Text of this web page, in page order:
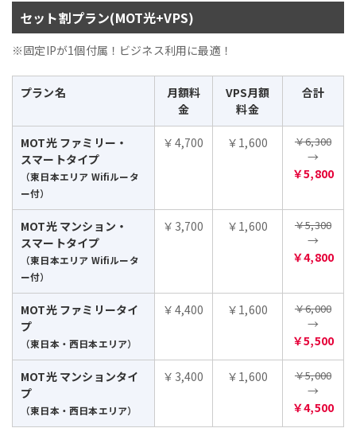
セット割プラン(MOT光+VPS)
※固定IPが1個付属！ビジネス利用に最適！
プラン名
月額料
金
VPS月額
料金
合計
MOT光 ファミリー・
スマートタイプ
（東日本エリア Wifiルータ
ー付）
￥4,700 ￥1,600 ￥6,300
→
￥5,800
MOT光 マンション・
スマートタイプ
（東日本エリア Wifiルータ
ー付）
￥3,700 ￥1,600 ￥5,300
→
￥4,800
MOT光 ファミリータイ
プ
（東日本・西日本エリア）
￥4,400 ￥1,600 ￥6,000
→
￥5,500
MOT光 マンションタイ
プ
（東日本・西日本エリア）
￥3,400 ￥1,600 ￥5,000
→
￥4,500